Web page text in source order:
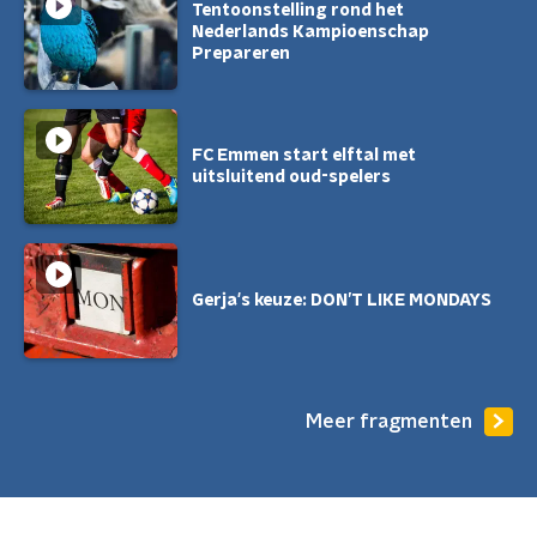
Tentoonstelling rond het
Nederlands Kampioenschap
Prepareren
FC Emmen start elftal met
uitsluitend oud-spelers
Gerja's keuze: DON’T LIKE MONDAYS
Meer fragmenten